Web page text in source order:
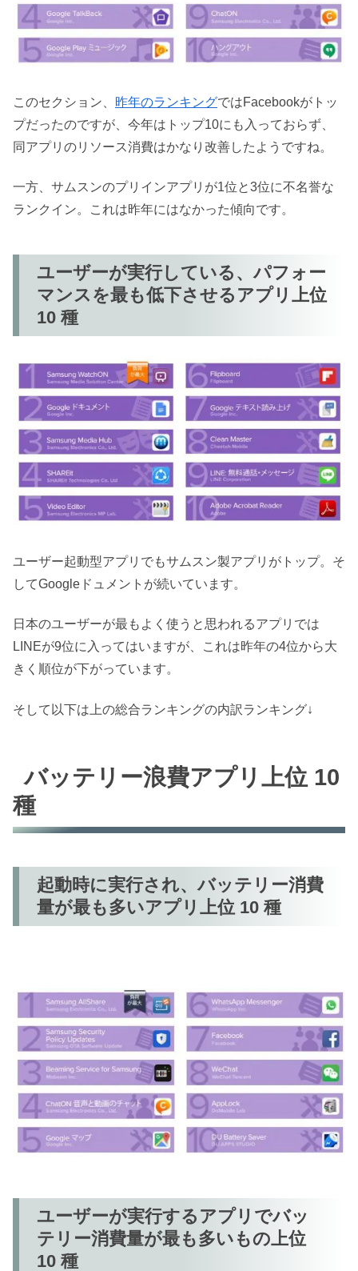
このセクション、 昨年のランキングではFacebookがトッ
プだったのですが、今年はトップ10にも入っておらず、
同アプリのリソース消費はかなり改善したようですね。
一方、サムスンのプリインアプリが1位と3位に不名誉な
ランクイン。これは昨年にはなかった傾向です。
ユーザーが実行している、パフォー
マンスを最も低下させるアプリ上位
10 種
ユーザー起動型アプリでもサムスン製アプリがトップ。そ
してGoogleドュメントが続いています。
日本のユーザーが最もよく使うと思われるアプリでは
LINEが9位に入ってはいますが、これは昨年の4位から大
きく順位が下がっています。
そして以下は上の総合ランキングの内訳ランキング↓
バッテリー浪費アプリ上位 10
種
起動時に実行され、バッテリー消費
量が最も多いアプリ上位 10 種
ユーザーが実行するアプリでバッ
テリー消費量が最も多いもの上位
10 種